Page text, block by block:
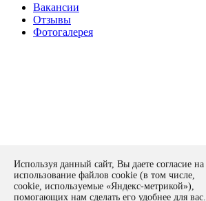
Вакансии
Отзывы
Фотогалерея
Политика конфиденциальности
Оставить заявку
form
Спасибо!
Используя данный сайт, Вы даете согласие на
использование файлов cookie (в том числе,
cookie, используемые «Яндекс-метрикой»),
помогающих нам сделать его удобнее для вас.